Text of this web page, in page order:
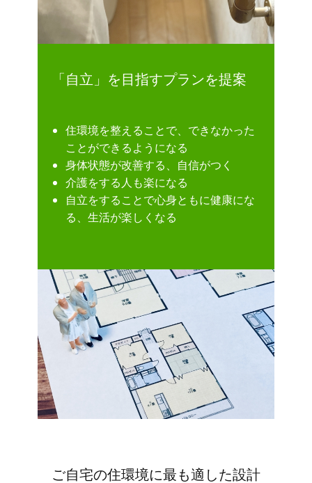
「自立」を目指すプランを提案
住環境を整えることで、できなかった
ことができるようになる
身体状態が改善する、自信がつく
介護をする人も楽になる
自立をすることで心身ともに健康にな
る、生活が楽しくなる
ご自宅の住環境に最も適した設計